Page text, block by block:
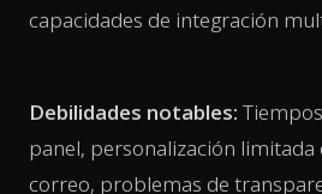
capacidades de integración
Debilidades notables:
panel, personalización limitada
correo, problemas de